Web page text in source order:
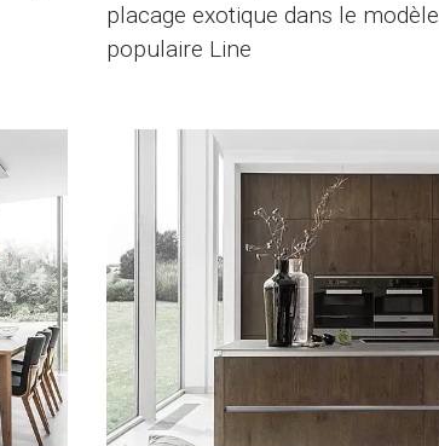
placage exotique dans le modèle
populaire Line